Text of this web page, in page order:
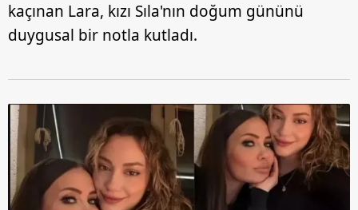
kaçınan Lara, kızı Sıla'nın doğum gününü
duygusal bir notla kutladı.